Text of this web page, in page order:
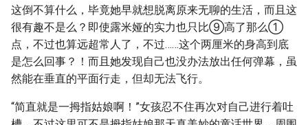
这倒不算什么，毕竟她早就想脱离原来无聊的生活，而且这
很有趣不是么？即使露米娅的实力也只比⑨高了那么①
点，不过也算远超常人了，不过……这个两厘米的身高到底
是怎么回事？！而且她发现自己也没办法放出任何弹幕，虽
然能在垂直的平面行走，但却无法飞行。
“简直就是一拇指姑娘啊！”女孩忍不住再次对自己进行着吐